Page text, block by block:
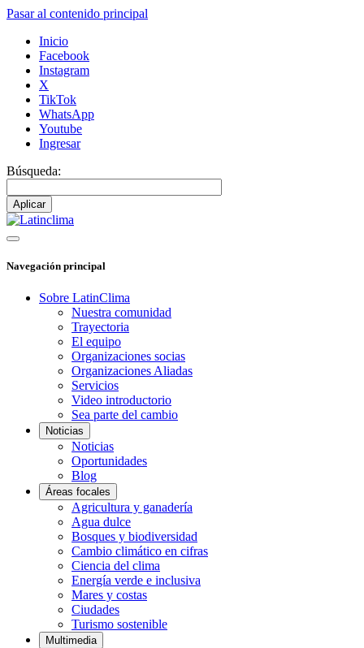
Pasar al contenido principal
Inicio
Facebook
Instagram
X
TikTok
WhatsApp
Youtube
Ingresar
Búsqueda:
Navegación principal
Sobre LatinClima
Nuestra comunidad
Trayectoria
El equipo
Organizaciones socias
Organizaciones Aliadas
Servicios
Video introductorio
Sea parte del cambio
Noticias
Noticias
Oportunidades
Blog
Áreas focales
Agricultura y ganadería
Agua dulce
Bosques y biodiversidad
Cambio climático en cifras
Ciencia del clima
Energía verde e inclusiva
Mares y costas
Ciudades
Turismo sostenible
Multimedia